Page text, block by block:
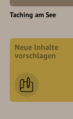
Taching am See
Neue Inhalte
vorschlagen